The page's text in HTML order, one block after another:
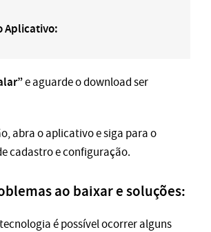
Aplicativo:
e aguarde o download ser
abra o aplicativo e siga para o
cadastro e configuração.
ao baixar e soluções:
é possível ocorrer alguns